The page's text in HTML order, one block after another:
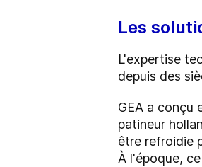
Les
L'expertise
depuis des
GEA a conçu
patineur
être refroidie
À l'époque,